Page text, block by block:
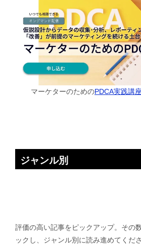
マーケターのためのPDCA実践講座
ジャンル別
評価の高い記事をピックアップ。その
ックし、ジャンル別に読み進めてくだ